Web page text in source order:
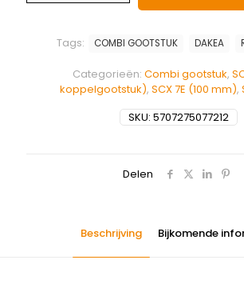
SKU: 5707275077212
Categorieën: Combi gootstuk,
koppelgootstuk), SCX 7E (100 mm),
Tags: COMBI GOOTSTUK DAKEA
Delen
Beschrijving Bijkomende